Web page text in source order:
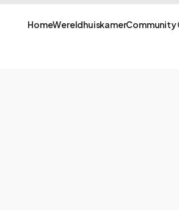
HomeWereldhuiskamerCommunity